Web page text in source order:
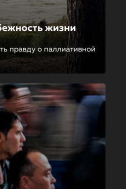
жизни
правду о паллиативной